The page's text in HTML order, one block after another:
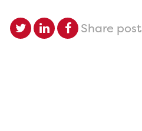
Share post